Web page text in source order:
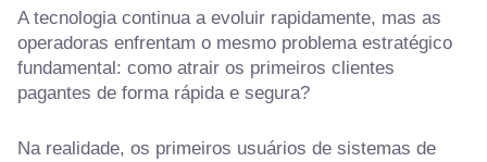
A tecnologia continua a evoluir rapidamente, mas as
operadoras enfrentam o mesmo problema estratégico
fundamental: como atrair os primeiros clientes
pagantes de forma rápida e segura?
Na realidade, os primeiros usuários de sistemas de